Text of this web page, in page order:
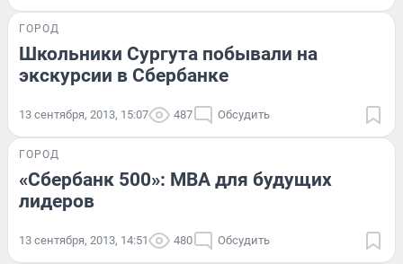
ГОРОД
Школьники Сургута побывали на
экскурсии в Сбербанке
13 сентября, 2013, 15:07 487 Обсудить
ГОРОД
«Сбербанк 500»: МВА для будущих
лидеров
13 сентября, 2013, 14:51 480 Обсудить